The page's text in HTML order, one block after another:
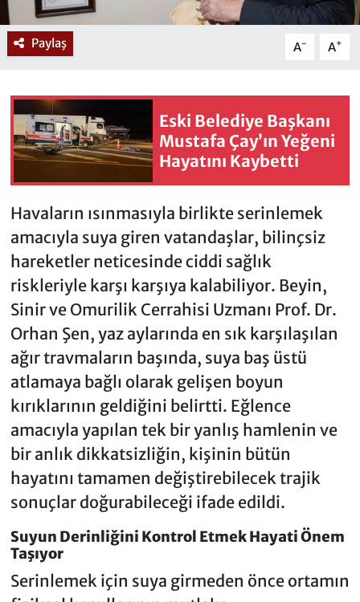
Paylaş A- A+
Eski Belediye Başkanı
Mustafa Çay’ın Yeğeni
Hayatını Kaybetti
Havaların ısınmasıyla birlikte serinlemek
amacıyla suya giren vatandaşlar, bilinçsiz
hareketler neticesinde ciddi sağlık
riskleriyle karşı karşıya kalabiliyor. Beyin,
Sinir ve Omurilik Cerrahisi Uzmanı Prof. Dr.
Orhan Şen, yaz aylarında en sık karşılaşılan
ağır travmaların başında, suya baş üstü
atlamaya bağlı olarak gelişen boyun
kırıklarının geldiğini belirtti. Eğlence
amacıyla yapılan tek bir yanlış hamlenin ve
bir anlık dikkatsizliğin, kişinin bütün
hayatını tamamen değiştirebilecek trajik
sonuçlar doğurabileceği ifade edildi.
Suyun Derinliğini Kontrol Etmek Hayati Önem
Taşıyor
Serinlemek için suya girmeden önce ortamın